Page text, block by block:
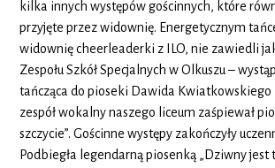
kilka innych występów gościnnych, które
przyjęte przez widownię. Energetycznym
widownię cheerleaderki z ILO, nie zawiedli
Zespołu Szkół Specjalnych w Olkuszu –
tańcząca do pioseki Dawida Kwiatkowskiego
zespół wokalny naszego liceum zaśpiewał
szczycie”. Gościnne występy zakończyły
Podbiegła legendarną piosenką „Dziwny jest